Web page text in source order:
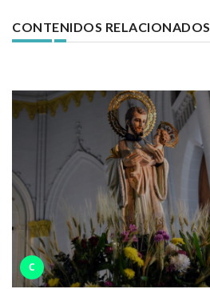
CONTENIDOS RELACIONADOS
C